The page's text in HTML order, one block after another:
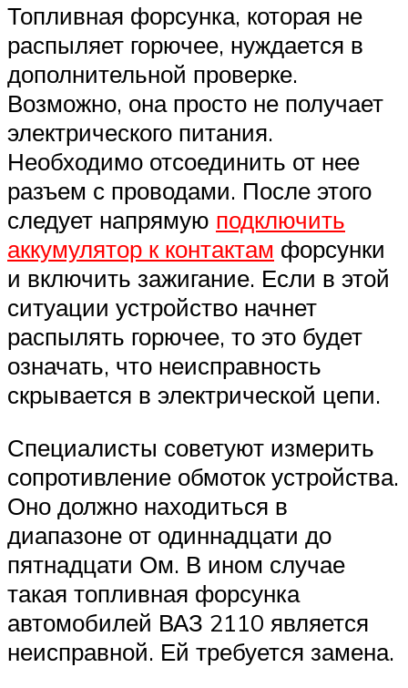
Топливная форсунка, которая не
распыляет горючее, нуждается в
дополнительной проверке.
Возможно, она просто не получает
электрического питания.
Необходимо отсоединить от нее
разъем с проводами. После этого
следует напрямую подключить
аккумулятор к контактам форсунки
и включить зажигание. Если в этой
ситуации устройство начнет
распылять горючее, то это будет
означать, что неисправность
скрывается в электрической цепи.
Специалисты советуют измерить
сопротивление обмоток устройства.
Оно должно находиться в
диапазоне от одиннадцати до
пятнадцати Ом. В ином случае
такая топливная форсунка
автомобилей ВАЗ 2110 является
неисправной. Ей требуется замена.